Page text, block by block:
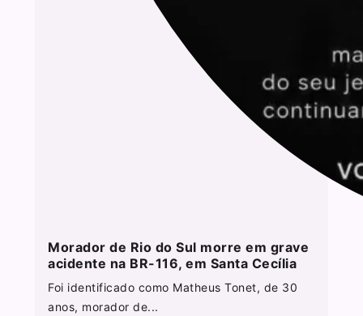
Morador de Rio do Sul morre em grave
acidente na BR-116, em Santa Cecília
Foi identificado como Matheus Tonet, de 30
anos, morador de...